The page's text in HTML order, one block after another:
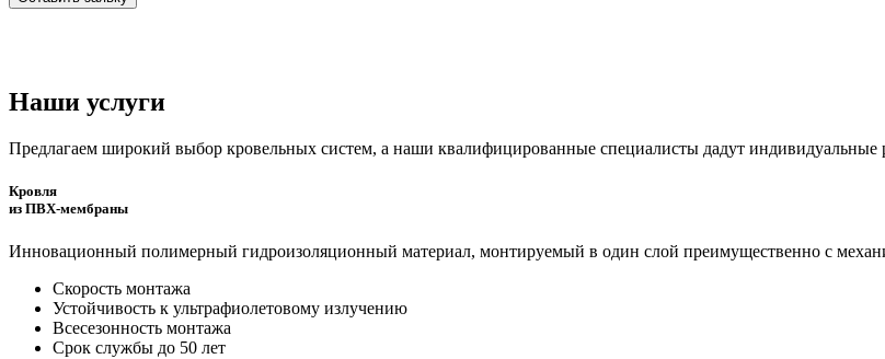
Наши услуги
Предлагаем широкий выбор кровельных систем, а наши квалифицированные специалисты дадут индивидуальные
Кровля
из ПВХ-мембраны
Инновационный полимерный гидроизоляционный материал, монтируемый в один слой преимущественно с
Скорость монтажа
Устойчивость к ультрафиолетовому излучению
Всесезонность монтажа
Срок службы до 50 лет